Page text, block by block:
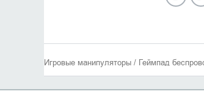
Игровые манипуляторы / Геймпад